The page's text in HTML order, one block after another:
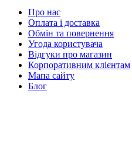
Про нас
Оплата і доставка
Обмін та повернення
Угода користувача
Відгуки про магазин
Корпоративним клієнтам
Мапа сайту
Блог